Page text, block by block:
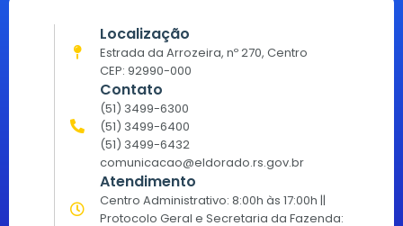
Localização
Estrada da Arrozeira, nº 270, Centro
CEP: 92990-000
Contato
(51) 3499-6300
(51) 3499-6400
(51) 3499-6432
comunicacao@eldorado.rs.gov.br
Atendimento
Centro Administrativo: 8:00h às 17:00h ||
Protocolo Geral e Secretaria da Fazenda: